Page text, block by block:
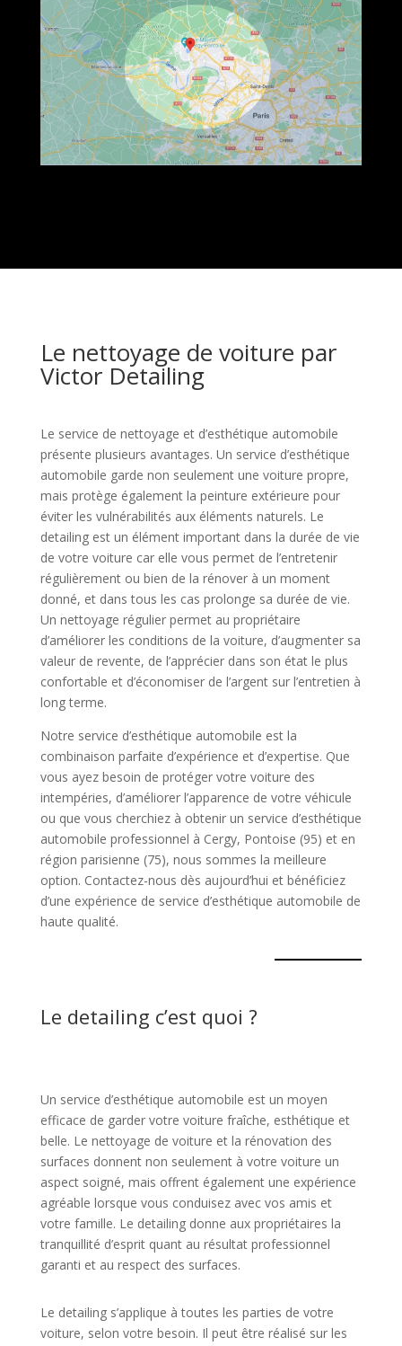
Le nettoyage de voiture par
Victor Detailing
Le service de nettoyage et d’esthétique automobile
présente plusieurs avantages. Un service d’esthétique
automobile garde non seulement une voiture propre,
mais protège également la peinture extérieure pour
éviter les vulnérabilités aux éléments naturels. Le
detailing est un élément important dans la durée de vie
de votre voiture car elle vous permet de l’entretenir
régulièrement ou bien de la rénover à un moment
donné, et dans tous les cas prolonge sa durée de vie.
Un nettoyage régulier permet au propriétaire
d’améliorer les conditions de la voiture, d’augmenter sa
valeur de revente, de l’apprécier dans son état le plus
confortable et d’économiser de l’argent sur l’entretien à
long terme.
Notre service d’esthétique automobile est la
combinaison parfaite d’expérience et d’expertise. Que
vous ayez besoin de protéger votre voiture des
intempéries, d’améliorer l’apparence de votre véhicule
ou que vous cherchiez à obtenir un service d’esthétique
automobile professionnel à Cergy, Pontoise (95) et en
région parisienne (75), nous sommes la meilleure
option. Contactez-nous dès aujourd’hui et bénéficiez
d’une expérience de service d’esthétique automobile de
haute qualité.
Le detailing c’est quoi ?
Un service d’esthétique automobile est un moyen
efficace de garder votre voiture fraîche, esthétique et
belle. Le nettoyage de voiture et la rénovation des
surfaces donnent non seulement à votre voiture un
aspect soigné, mais offrent également une expérience
agréable lorsque vous conduisez avec vos amis et
votre famille. Le detailing donne aux propriétaires la
tranquillité d’esprit quant au résultat professionnel
garanti et au respect des surfaces.
Le detailing s’applique à toutes les parties de votre
voiture, selon votre besoin. Il peut être réalisé sur les